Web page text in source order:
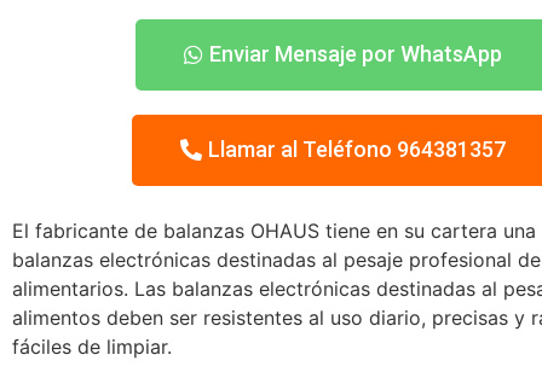
Enviar Mensaje por WhatsApp
Llamar al Teléfono 964381357
El fabricante de balanzas OHAUS tiene en su cartera una
balanzas electrónicas destinadas al pesaje profesional
alimentarios. Las balanzas electrónicas destinadas al
alimentos deben ser resistentes al uso diario, precisas y
fáciles de limpiar.